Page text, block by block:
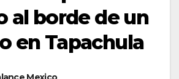
al borde de un
en Tapachula